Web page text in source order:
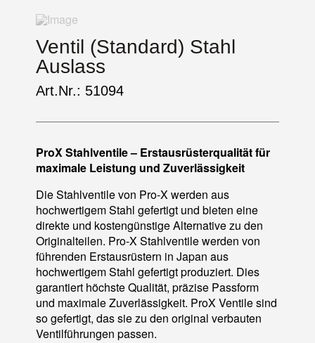
Ventil (Standard) Stahl
Auslass
Art.Nr.: 51094
ProX Stahlventile – Erstausrüsterqualität für
maximale Leistung und Zuverlässigkeit
Die Stahlventile von Pro-X werden aus
hochwertigem Stahl gefertigt und bieten eine
direkte und kostengünstige Alternative zu den
Originalteilen. Pro-X Stahlventile werden von
führenden Erstausrüstern in Japan aus
hochwertigem Stahl gefertigt produziert. Dies
garantiert höchste Qualität, präzise Passform
und maximale Zuverlässigkeit. ProX Ventile sind
so gefertigt, das sie zu den original verbauten
Ventilführungen passen.